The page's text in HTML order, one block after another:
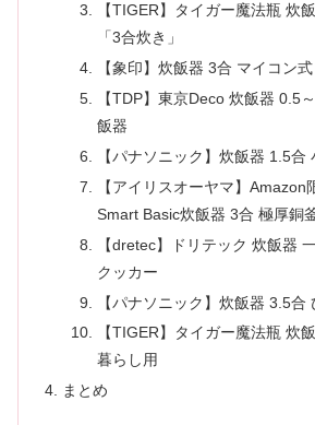
【TIGER】タイガー魔法瓶 炊
「3合炊き」
【象印】炊飯器 3合 マイコン
【TDP】東京Deco 炊飯器 0.5
飯器
【パナソニック】炊飯器 1.5合
【アイリスオーヤマ】Amazon
Smart Basic炊飯器 3合 極厚銅
【dretec】ドリテック 炊飯器
クッカー
【パナソニック】炊飯器 3.5
【TIGER】タイガー魔法瓶 炊
暮らし用
まとめ